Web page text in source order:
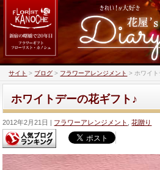
サイト > ブログ > フラワーアレンジメント >ホワイト
ホワイトデーの花ギフト♪
2012年2月21日 フラワーアレンジメント ,花贈り